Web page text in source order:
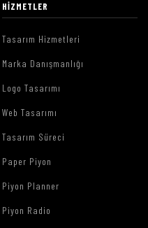
HIZMETLER
Tasarım Hizmetleri
Marka Danışmanlığı
Logo Tasarımı
Web Tasarımı
Tasarım Süreci
Paper Piyon
Piyon Planner
Piyon Radio